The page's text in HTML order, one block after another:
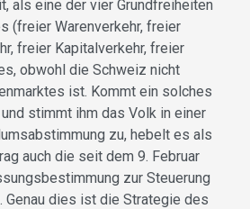
als eine der vier Grundfreiheiten
(freier Warenverkehr, freier
freier Kapitalverkehr, freier
obwohl die Schweiz nicht
ist. Kommt ein solches
stimmt ihm das Volk in einer
zu, hebelt es als
auch die seit dem 9. Februar
zur Steuerung
Genau dies ist die Strategie des